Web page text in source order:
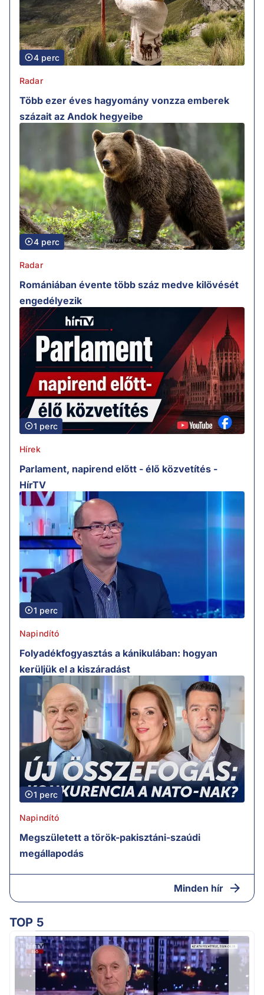
4 perc
Radar
Több ezer éves hagyomány vonzza emberek
százait az Andok hegyeibe
4 perc
Radar
Romániában évente több száz medve kilövését
engedélyezik
1 perc
Hírek
Parlament, napirend előtt - élő közvetítés -
HírTV
1 perc
Napindító
Folyadékfogyasztás a kánikulában: hogyan
kerüljük el a kiszáradást
1 perc
Napindító
Megszületett a török-pakisztáni-szaúdi
megállapodás
Minden hír
TOP 5